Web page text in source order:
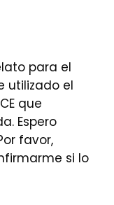
para el
utilizado el
que
Espero
favor,
si lo